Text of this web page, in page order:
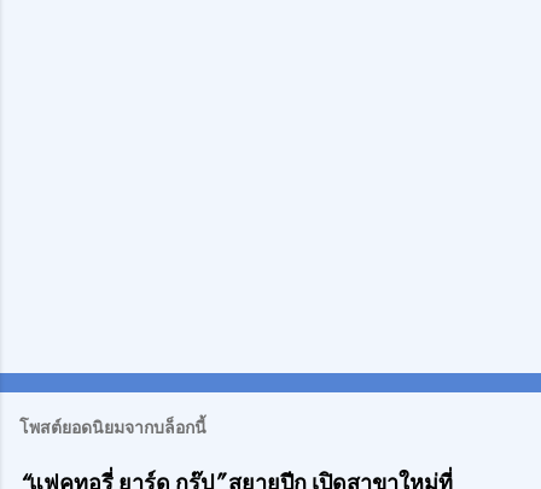
โพสต์ยอดนิยมจากบล็อกนี้